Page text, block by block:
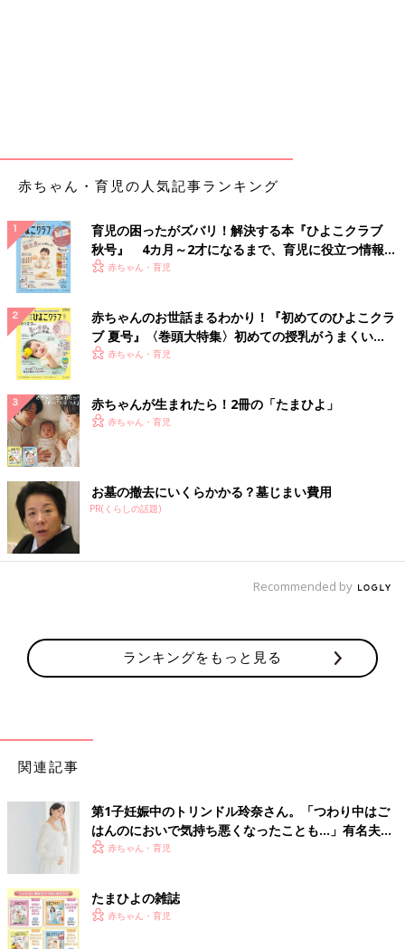
でないと使用できないようにしています」
ていてもお友だちが観ていたら目にすることもあり得ます。友人
宅に行くなら何をしているのかよく話を聞くなどが必要ですよ
ね」
ックをして、親が目を光らせておくことが大切ですね。
また、パソコンやiPhoneの“制限付きモード”の設定はＯＮになっ
ていますか？
「YouTubeを制限付きモードにすると、不適切な動画をできる限
り排除してくれます。この制限付きモードは、コミュニティによ
る報告、動画の年齢制限設定などの情報をもとに特定し除外され
ています」
「私のアカウントを使って、制限付きモードをオンにします。た
だ、それでも観せたくないのに観られてしまう動画があるので完
全にシャットアウトはできていませんが…」
ほかにも自動でフィルターがかけられるだけではなくYouTubeを
楽しく、安全に、そして安心してYouTubeを楽しみたいものです
ね。
抜粋です。
※この記事は「たまひよONLINE」で過去に公開されたもので
す。
赤ちゃん・育児の人気記事ランキング
育児の困ったがズバリ！解決する本『ひよこクラブ
秋号』 4カ月～2才になるまで、育児に役立つ情報が
いっぱい！
赤ちゃん・育児
赤ちゃんのお世話まるわかり！『初めてのひよこクラ
ブ 夏号』〈巻頭大特集〉初めての授乳がうまくい
く！ おっぱい・ミルクの基本と夏のトラブル 解決テ
赤ちゃん・育児
赤ちゃんが生まれたら！2冊の「たまひよ」
赤ちゃん・育児
お墓の撤去にいくらかかる？墓じまい費用
PR(くらしの話題)
Recommended by
ランキングをもっと見る
関連記事
第1子妊娠中のトリンドル玲奈さん。「つわり中はご
はんのにおいで気持ち悪くなったことも…」有名夫婦
のYouTubeから学んだ夫がつわり中にしたことと
赤ちゃん・育児
たまひよの雑誌
赤ちゃん・育児